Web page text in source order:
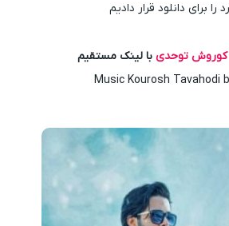
را برای دانلود قرار دادیم
کوروش توحدیبا لینک مستقیم
Music Kourosh Tavahodi